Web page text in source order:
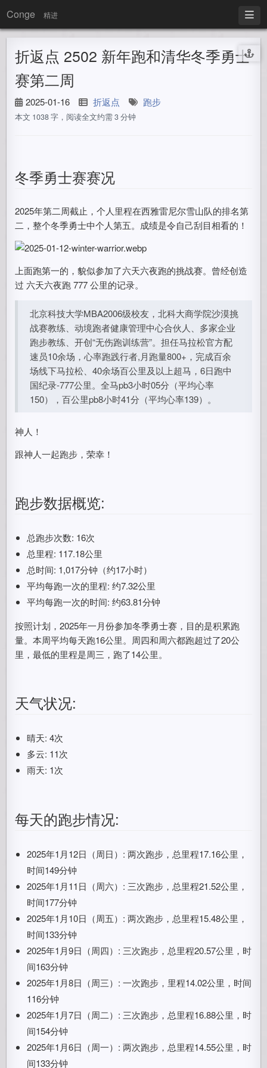
Conge 精进
折返点 2502 新年跑和清华冬季勇士
赛第二周
2025-01-16 折返点 跑步
本文 1038 字，阅读全文约需 3 分钟
冬季勇士赛赛况
2025年第二周截止，个人里程在西雅雷尼尔雪山队的排名第
二，整个冬季勇士中个人第五。成绩是令自己刮目相看的！
上面跑第一的，貌似参加了六天六夜跑的挑战赛。曾经创造
过 六天六夜跑 777 公里的记录。
北京科技大学MBA2006级校友，北科大商学院沙漠挑
战赛教练、动境跑者健康管理中心合伙人、多家企业
跑步教练、开创“无伤跑训练营”。担任马拉松官方配
速员10余场，心率跑践行者,月跑量800+，完成百余
场线下马拉松、40余场百公里及以上超马，6日跑中
国纪录-777公里。全马pb3小时05分（平均心率
150），百公里pb8小时41分（平均心率139）。
神人！
跟神人一起跑步，荣幸！
跑步数据概览:
总跑步次数: 16次
总里程: 117.18公里
总时间: 1,017分钟（约17小时）
平均每跑一次的里程: 约7.32公里
平均每跑一次的时间: 约63.81分钟
按照计划，2025年一月份参加冬季勇士赛，目的是积累跑
量。本周平均每天跑16公里。周四和周六都跑超过了20公
里，最低的里程是周三，跑了14公里。
天气状况:
晴天: 4次
多云: 11次
雨天: 1次
每天的跑步情况:
2025年1月12日（周日）: 两次跑步，总里程17.16公里，
时间149分钟
2025年1月11日（周六）: 三次跑步，总里程21.52公里，
时间177分钟
2025年1月10日（周五）: 两次跑步，总里程15.48公里，
时间133分钟
2025年1月9日（周四）: 三次跑步，总里程20.57公里，时
间163分钟
2025年1月8日（周三）: 一次跑步，里程14.02公里，时间
116分钟
2025年1月7日（周二）: 三次跑步，总里程16.88公里，时
间154分钟
2025年1月6日（周一）: 两次跑步，总里程14.55公里，时
间133分钟